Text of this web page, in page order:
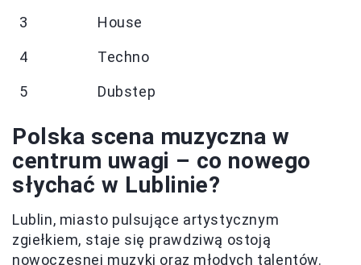
3 House
4 Techno
5 Dubstep
Polska scena muzyczna w
centrum uwagi – co nowego
słychać w Lublinie?
Lublin, miasto pulsujące artystycznym
zgiełkiem, staje się prawdziwą ostoją
nowoczesnej muzyki oraz młodych talentów.